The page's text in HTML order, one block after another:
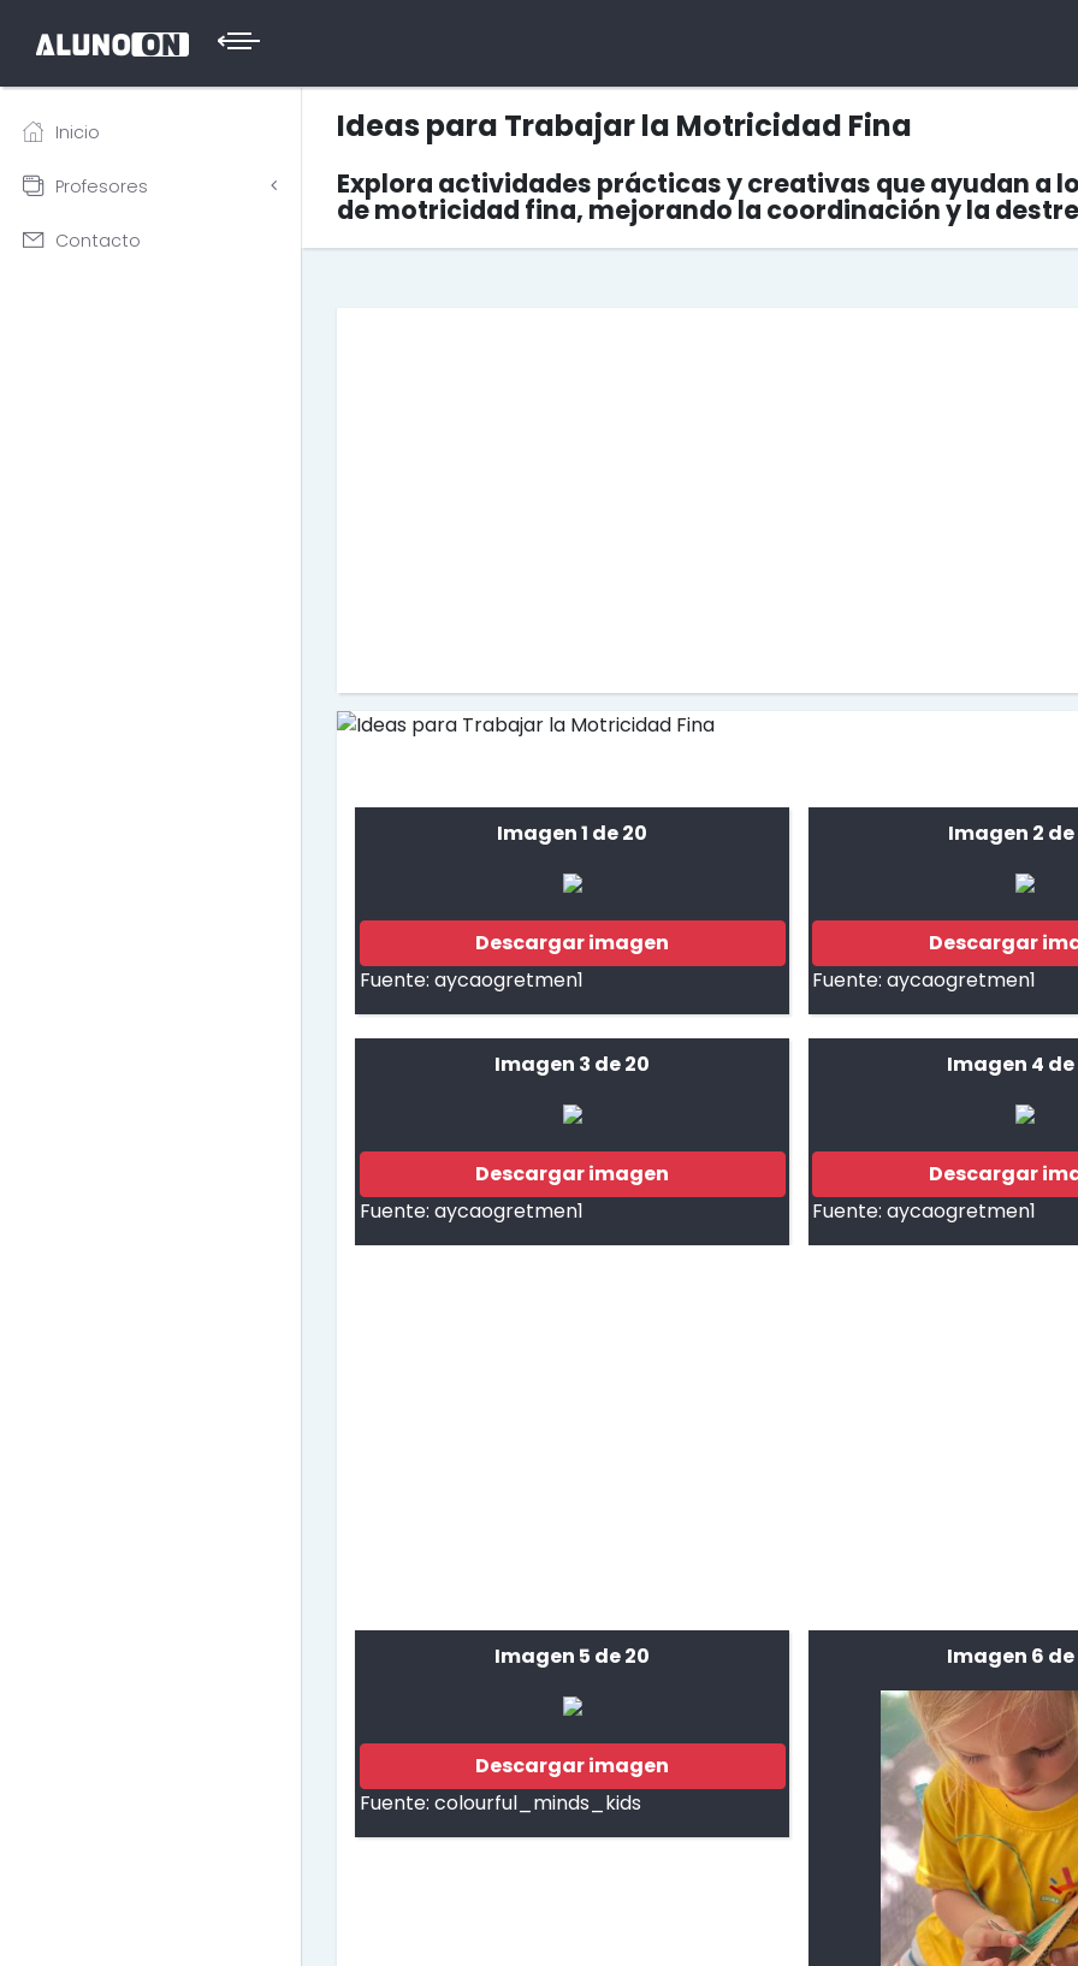
Inicio
Profesores
Contacto
Ideas para Trabajar la Motricidad Fina
Explora actividades prácticas y creativas que ayudan a
de motricidad fina, mejorando la coordinación y la
Imagen 1 de 20
Descargar imagen
Fuente: aycaogretmen1
Imagen 2 de
Descargar
Fuente:aycaogretmen1
Imagen 3 de 20
Descargar imagen
Fuente: aycaogretmen1
Imagen 4 de
Descargar
Fuente:aycaogretmen1
Imagen 5 de 20
Descargar imagen
Fuente: colourful_minds_kids
Imagen 6 de